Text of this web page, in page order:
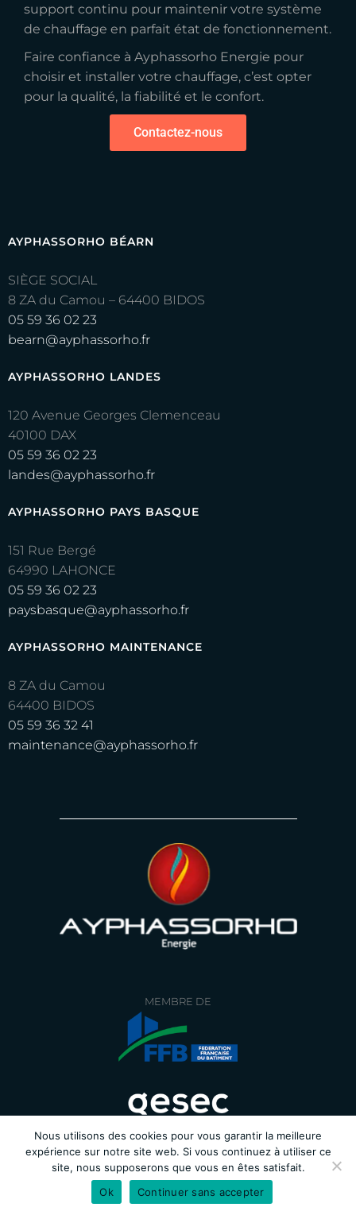
support continu pour maintenir votre système
de chauffage en parfait état de fonctionnement.
Faire confiance à Ayphassorho Energie pour
choisir et installer votre chauffage, c’est opter
pour la qualité, la fiabilité et le confort.
Contactez-nous
AYPHASSORHO BÉARN
SIÈGE SOCIAL
8 ZA du Camou – 64400 BIDOS
05 59 36 02 23
bearn@ayphassorho.fr
AYPHASSORHO LANDES
120 Avenue Georges Clemenceau
40100 DAX
05 59 36 02 23
landes@ayphassorho.fr
AYPHASSORHO PAYS BASQUE
151 Rue Bergé
64990 LAHONCE
05 59 36 02 23
paysbasque@ayphassorho.fr
AYPHASSORHO MAINTENANCE
8 ZA du Camou
64400 BIDOS
05 59 36 32 41
maintenance@ayphassorho.fr
MEMBRE DE
©AYPHASSORHO – Tous droits
Nous utilisons des cookies pour vous garantir la meilleure
expérience sur notre site web. Si vous continuez à utiliser ce
site, nous supposerons que vous en êtes satisfait.
Ok
Continuer sans accepter